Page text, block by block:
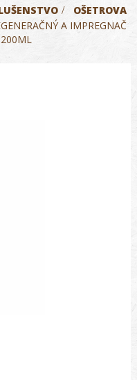
>
OŠETROVA
A IMPREGNAČ
200ML